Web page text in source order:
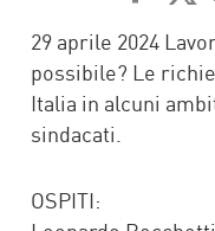
29 aprile 2024
possibile? Le
Italia in alcuni
sindacati.
OSPITI: